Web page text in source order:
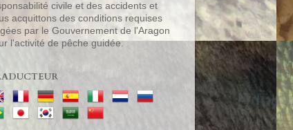
civile et des accidents et
acquittons des conditions requises
par le Gouvernement de l'Aragon
l'activité de pêche guidée.